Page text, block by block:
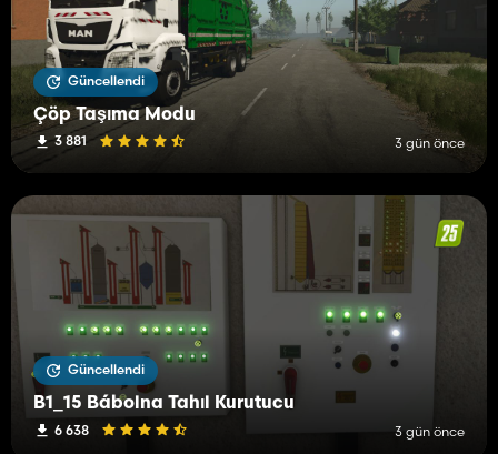
Güncellendi
Çöp Taşıma Modu
3 881 3 gün önce
Güncellendi
B1_15 Bábolna Tahıl Kurutucu
6 638 3 gün önce